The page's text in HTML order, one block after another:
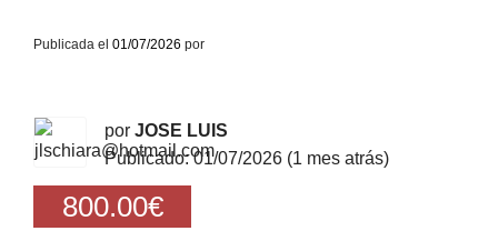
Publicada el 01/07/2026 por
por JOSE LUIS
Publicado: 01/07/2026 (1 mes atrás)
800.00€